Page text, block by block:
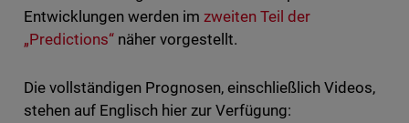
Entwicklungen werden im zweiten Teil der
„Predictions“näher vorgestellt.
Die vollständigen Prognosen, einschließlich Videos,
stehen auf Englisch hier zur Verfügung: